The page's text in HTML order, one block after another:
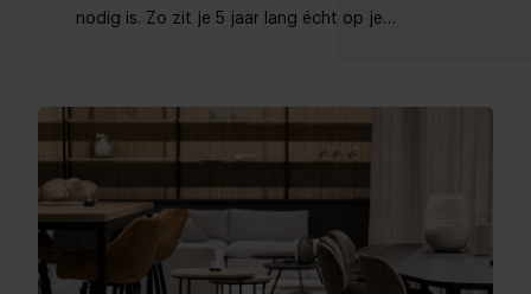
nodig is. Zo zit je 5 jaar lang écht op je